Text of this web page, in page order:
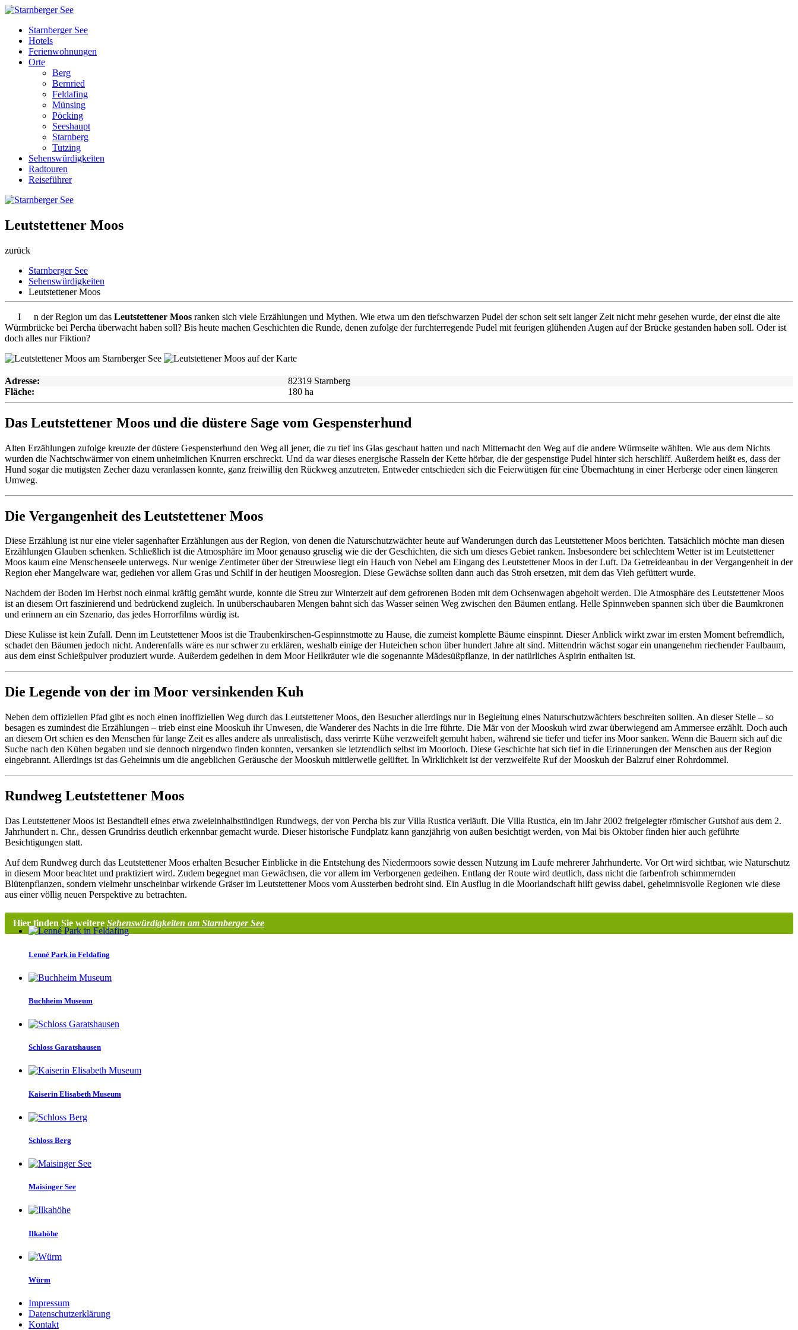
Starnberger See
Hotels
Ferienwohnungen
Orte
Berg
Bernried
Feldafing
Münsing
Pöcking
Seeshaupt
Starnberg
Tutzing
Sehenswürdigkeiten
Radtouren
Reiseführer
Leutstettener Moos
zurück
Starnberger See
Sehenswürdigkeiten
Leutstettener Moos
I n der Region um das Leutstettener Moos ranken sich viele Erzählungen und Mythen. Wie etwa um den tiefschwarzen Pudel der schon seit seit langer Zeit nicht mehr gesehen wurde, der einst die alte
Würmbrücke bei Percha überwacht haben soll? Bis heute machen Geschichten die Runde, denen zufolge der furchterregende Pudel mit feurigen glühenden Augen auf der Brücke gestanden haben soll. Oder ist
doch alles nur Fiktion?
Adresse:
82319 Starnberg
Fläche:
180 ha
Das Leutstettener Moos und die düstere Sage vom Gespensterhund
Alten Erzählungen zufolge kreuzte der düstere Gespensterhund den Weg all jener, die zu tief ins Glas geschaut hatten und nach Mitternacht den Weg auf die andere Würmseite wählten. Wie aus dem Nichts
wurden die Nachtschwärmer von einem unheimlichen Knurren erschreckt. Und da war dieses energische Rasseln der Kette hörbar, die der gespenstige Pudel hinter sich herschliff. Außerdem heißt es, dass der
Hund sogar die mutigsten Zecher dazu veranlassen konnte, ganz freiwillig den Rückweg anzutreten. Entweder entschieden sich die Feierwütigen für eine Übernachtung in einer Herberge oder einen längeren
Umweg.
Die Vergangenheit des Leutstettener Moos
Diese Erzählung ist nur eine vieler sagenhafter Erzählungen aus der Region, von denen die Naturschutzwächter heute auf Wanderungen durch das Leutstettener Moos berichten. Tatsächlich möchte man diesen
Erzählungen Glauben schenken. Schließlich ist die Atmosphäre im Moor genauso gruselig wie die der Geschichten, die sich um dieses Gebiet ranken. Insbesondere bei schlechtem Wetter ist im Leutstettener
Moos kaum eine Menschenseele unterwegs. Nur wenige Zentimeter über der Streuwiese liegt ein Hauch von Nebel am Eingang des Leutstettener Moos in der Luft. Da Getreideanbau in der Vergangenheit in der
Region eher Mangelware war, gediehen vor allem Gras und Schilf in der heutigen Moosregion. Diese Gewächse sollten dann auch das Stroh ersetzen, mit dem das Vieh gefüttert wurde.
Nachdem der Boden im Herbst noch einmal kräftig gemäht wurde, konnte die Streu zur Winterzeit auf dem gefrorenen Boden mit dem Ochsenwagen abgeholt werden. Die Atmosphäre des Leutstettener Moos
ist an diesem Ort faszinierend und bedrückend zugleich. In unüberschaubaren Mengen bahnt sich das Wasser seinen Weg zwischen den Bäumen entlang. Helle Spinnweben spannen sich über die Baumkronen
und erinnern an ein Szenario, das jedes Horrorfilms würdig ist.
Diese Kulisse ist kein Zufall. Denn im Leutstettener Moos ist die Traubenkirschen-Gespinnstmotte zu Hause, die zumeist komplette Bäume einspinnt. Dieser Anblick wirkt zwar im ersten Moment befremdlich,
schadet den Bäumen jedoch nicht. Anderenfalls wäre es nur schwer zu erklären, weshalb einige der Huteichen schon über hundert Jahre alt sind. Mittendrin wächst sogar ein unangenehm riechender Faulbaum,
aus dem einst Schießpulver produziert wurde. Außerdem gedeihen in dem Moor Heilkräuter wie die sogenannte Mädesüßpflanze, in der natürliches Aspirin enthalten ist.
Die Legende von der im Moor versinkenden Kuh
Neben dem offiziellen Pfad gibt es noch einen inoffiziellen Weg durch das Leutstettener Moos, den Besucher allerdings nur in Begleitung eines Naturschutzwächters beschreiten sollten. An dieser Stelle – so
besagen es zumindest die Erzählungen – trieb einst eine Mooskuh ihr Unwesen, die Wanderer des Nachts in die Irre führte. Die Mär von der Mooskuh wird zwar überwiegend am Ammersee erzählt. Doch auch
an diesem Ort schien es den Menschen für lange Zeit es alles andere als unrealistisch, dass verirrte Kühe verzweifelt gemuht haben, während sie tiefer und tiefer ins Moor sanken. Wenn die Bauern sich auf die
Suche nach den Kühen begaben und sie dennoch nirgendwo finden konnten, versanken sie letztendlich selbst im Moorloch. Diese Geschichte hat sich tief in die Erinnerungen der Menschen aus der Region
eingebrannt. Allerdings ist das Geheimnis um die angeblichen Geräusche der Mooskuh mittlerweile gelüftet. In Wirklichkeit ist der verzweifelte Ruf der Mooskuh der Balzruf einer Rohrdommel.
Rundweg Leutstettener Moos
Das Leutstettener Moos ist Bestandteil eines etwa zweieinhalbstündigen Rundwegs, der von Percha bis zur Villa Rustica verläuft. Die Villa Rustica, ein im Jahr 2002 freigelegter römischer Gutshof aus dem 2.
Jahrhundert n. Chr., dessen Grundriss deutlich erkennbar gemacht wurde. Dieser historische Fundplatz kann ganzjährig von außen besichtigt werden, von Mai bis Oktober finden hier auch geführte
Besichtigungen statt.
Auf dem Rundweg durch das Leutstettener Moos erhalten Besucher Einblicke in die Entstehung des Niedermoors sowie dessen Nutzung im Laufe mehrerer Jahrhunderte. Vor Ort wird sichtbar, wie Naturschutz
in diesem Moor beachtet und praktiziert wird. Zudem begegnet man Gewächsen, die vor allem im Verborgenen gedeihen. Entlang der Route wird deutlich, dass nicht die farbenfroh schimmernden
Blütenpflanzen, sondern vielmehr unscheinbar wirkende Gräser im Leutstettener Moos vom Aussterben bedroht sind. Ein Ausflug in die Moorlandschaft hilft gewiss dabei, geheimnisvolle Regionen wie diese
aus einer völlig neuen Perspektive zu betrachten.
Hier finden Sie weitere Sehenswürdigkeiten am Starnberger See
Lenné Park in Feldafing
Buchheim Museum
Schloss Garatshausen
Kaiserin Elisabeth Museum
Schloss Berg
Maisinger See
Ilkahöhe
Würm
Impressum
Datenschutzerklärung
Kontakt